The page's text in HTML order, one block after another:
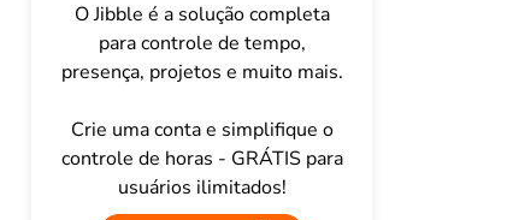
O Jibble é a solução completa
para controle de tempo,
presença, projetos e muito mais.
Crie uma conta e simplifique o
controle de horas - GRÁTIS para
usuários ilimitados!